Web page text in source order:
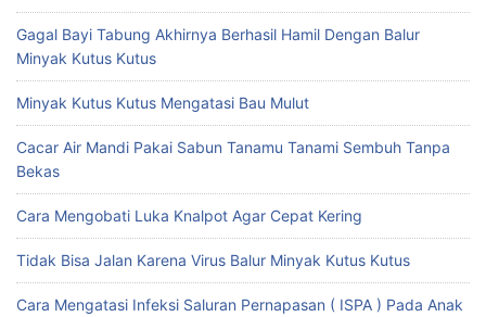
Gagal Bayi Tabung Akhirnya Berhasil Hamil Dengan Balur
Minyak Kutus Kutus
Minyak Kutus Kutus Mengatasi Bau Mulut
Cacar Air Mandi Pakai Sabun Tanamu Tanami Sembuh Tanpa
Bekas
Cara Mengobati Luka Knalpot Agar Cepat Kering
Tidak Bisa Jalan Karena Virus Balur Minyak Kutus Kutus
Cara Mengatasi Infeksi Saluran Pernapasan ( ISPA ) Pada Anak